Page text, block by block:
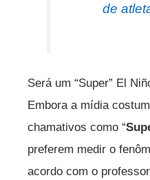
de
Será um “Super” El
Embora a mídia
chamativos como “
preferem medir o
acordo com o